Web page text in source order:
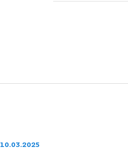
10.03.2025